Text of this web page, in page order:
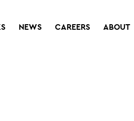
NEWS CAREERS ABOUT